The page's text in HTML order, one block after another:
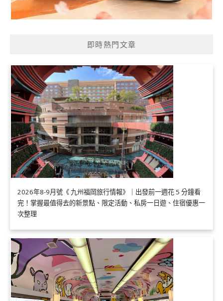
即時熱門文章
2026年8-9月號《 九州福岡旅行情報》｜出發前一週花 5 分鐘看
完！掌握最值得去的新景點、限定活動、私房一日遊、住宿優惠一
次整理